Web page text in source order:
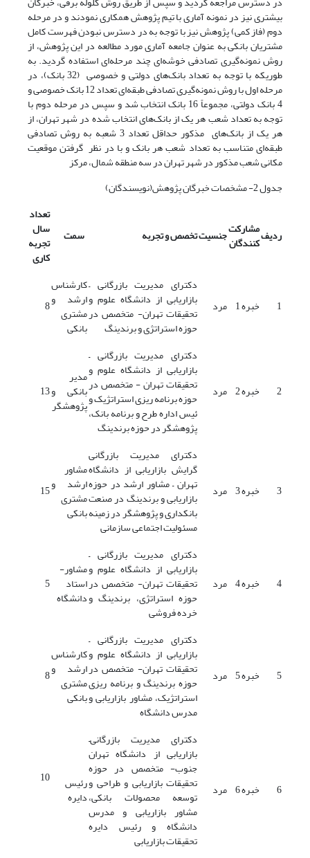
بیشتری نیز در نمونه آماری با تیم پژوهش همکاری نمودند و در مرحله
دوم (فاز کمی) پژوهش نیز با توجه به در دسترس نبودن فهرست کامل
مشتریان بانکی به عنوان جامعه آماری مورد مطالعه در این پژوهش، از
روش نمونه‌گیری تصادفی خوشه‌ای چند مرحله‌ای استفاده گردید. به
طوریکه با توجه به تعداد بانک‌های دولتی و خصوصی (32 بانک)، در
مرحله اول با روش نمونه‌گیری تصادفی طبقه‌ای تعداد 12 بانک خصوصی و
4 بانک دولتی، مجموعاً 16 بانک انتخاب شد و سپس در مرحله دوم با
توجه به تعداد شعب هر یک از بانک‌های انتخاب شده در شهر تهران، از
هر یک از بانک‌های مذکور حداقل تعداد 3 شعبه به روش تصادفی
طبقه‌ای متناسب به تعداد شعب هر بانک و با در نظر گرفتن موقعیت
مکانی شعب مذکور در شهر تهران در سه منطقه شمال، مرکز
جدول 2- مشخصات خبرگان پژوهش(نویسندگان)
ردیفمشارکت
کنندگانجنسیتتخصص و تجربه سمت
تعداد
سال
تجربه
کاری
1 خبره 1 مرد
دکترای مدیریت بازرگانی –
بازاریابی از دانشگاه علوم و
تحقیقات تهران- متخصص در
حوزه استراتژی و برندینگ
کارشناس
ارشد و
مشتری
بانکی
8
2 خبره 2 مرد
دکترای مدیریت بازرگانی –
بازاریابی از دانشگاه علوم و
تحقیقات تهران - متخصص در
حوزه برنامه ریزی استراتژیک و
ئیس اداره طرح و برنامه بانک،
پژوهشگر در حوزه برندینگ
مدیر
بانکی و
پژوهشگر
13
3 خبره 3 مرد
دکترای مدیریت بازرگانی
گرایش بازاریابی از دانشگاه
تهران – مشاور ارشد در حوزه
بازاریابی و برندینگ در صنعت
بانکداری و پژوهشگر در زمینه
مسئولیت اجتماعی سازمانی
مشاور
ارشد و
مشتری
بانکی
15
4 خبره 4 مرد
دکترای مدیریت بازرگانی –
بازاریابی از دانشگاه علوم و
تحقیقات تهران- متخصص در
حوزه استراتژی، برندینگ و
خرده فروشی
مشاور-
استاد
دانشگاه
5
5 خبره 5 مرد
دکترای مدیریت بازرگانی –
بازاریابی از دانشگاه علوم و
تحقیقات تهران- متخصص در
حوزه برندینگ و برنامه ریزی
استراتژیک، مشاور بازاریابی و
مدرس دانشگاه
کارشناس
ارشد و
مشتری
بانکی
8
6 خبره 6 مرد
دکترای مدیریت بازرگانی–
بازاریابی از دانشگاه تهران
جنوب- متخصص در حوزه
تحقیقات بازاریابی و طراحی و
توسعه محصولات بانکی،
مشاور بازاریابی و مدرس
دانشگاه و رئیس دایره
تحقیقات بازاریابی
رئیس
دایره
10